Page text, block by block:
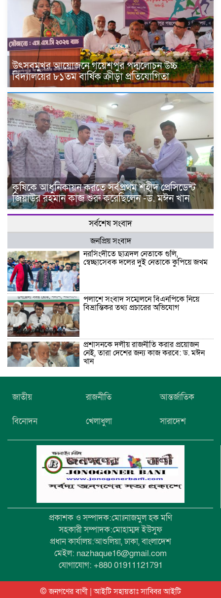
উৎসবমুখর আয়োজনে গয়েশপুর পদ্মলোচন উচ্চ
বিদ্যালয়ের ৮১তম বার্ষিক ক্রীড়া প্রতিযোগিতা
কৃষিকে আধুনিকায়ন করতে সর্বপ্রথম শহীদ প্রেসিডেন্ট
জিয়াউর রহমান কাজ শুরু করেছিলেন -ড. মঈন খান
সর্বশেষ সংবাদ
জনপ্রিয় সংবাদ
নরসিংদীতে ছাত্রদল নেতাকে গুলি,
স্বেচ্ছাসেবক দলের দুই নেতাকে কুপিয়ে জখম
পলাশে সংবাদ সম্মেলনে বিএনপিকে নিয়ে
বিভ্রান্তিকর তথ্য প্রচারের অভিযোগ
প্রশাসনকে দলীয় রাজনীতি করার প্রয়োজন
নেই, তারা দেশের জন্য কাজ করবে: ড. মঈন
খান
নিখোঁজের তিনদিন পর মাইক্রোবাস চালকের
মরদেহ উদ্ধার
উচ্চ বিদ্যালয়ের ৮১তম বার্ষিক ক্রীড়া
জাতীয় রাজনীতি আন্তর্জাতিক
বিনোদন খেলাধুলা সারাদেশ
প্রকাশক ও সম্পাদক:মোঃনাজমুল হক মণি
সহকারী সম্পাদক:মোহাম্মদ ইউসুফ
প্রধান কার্যালয়:আশুলিয়া, ঢাকা, বাংলাদেশ
মেইল: nazhaque16@gmail.com
যোগাযোগ: +880 01911121791
© জনগণের বাণী | আইটি সহায়তাঃসাব্বির আইটি